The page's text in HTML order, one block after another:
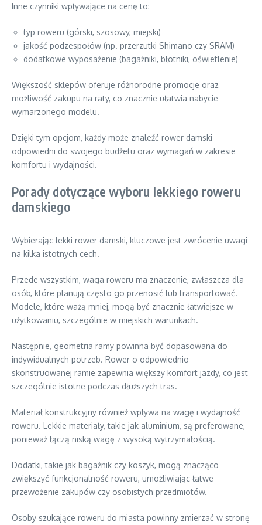
Inne czynniki wpływające na cenę to:
typ roweru (górski, szosowy, miejski)
jakość podzespołów (np. przerzutki Shimano czy SRAM)
dodatkowe wyposażenie (bagażniki, błotniki, oświetlenie)
Większość sklepów oferuje różnorodne promocje oraz
możliwość zakupu na raty, co znacznie ułatwia nabycie
wymarzonego modelu.
Dzięki tym opcjom, każdy może znaleźć rower damski
odpowiedni do swojego budżetu oraz wymagań w zakresie
komfortu i wydajności.
Porady dotyczące wyboru lekkiego roweru
damskiego
Wybierając lekki rower damski, kluczowe jest zwrócenie uwagi
na kilka istotnych cech.
Przede wszystkim, waga roweru ma znaczenie, zwłaszcza dla
osób, które planują często go przenosić lub transportować.
Modele, które ważą mniej, mogą być znacznie łatwiejsze w
użytkowaniu, szczególnie w miejskich warunkach.
Następnie, geometria ramy powinna być dopasowana do
indywidualnych potrzeb. Rower o odpowiednio
skonstruowanej ramie zapewnia większy komfort jazdy, co jest
szczególnie istotne podczas dłuższych tras.
Materiał konstrukcyjny również wpływa na wagę i wydajność
roweru. Lekkie materiały, takie jak aluminium, są preferowane,
ponieważ łączą niską wagę z wysoką wytrzymałością.
Dodatki, takie jak bagażnik czy koszyk, mogą znacząco
zwiększyć funkcjonalność roweru, umożliwiając łatwe
przewożenie zakupów czy osobistych przedmiotów.
Osoby szukające roweru do miasta powinny zmierzać w stronę